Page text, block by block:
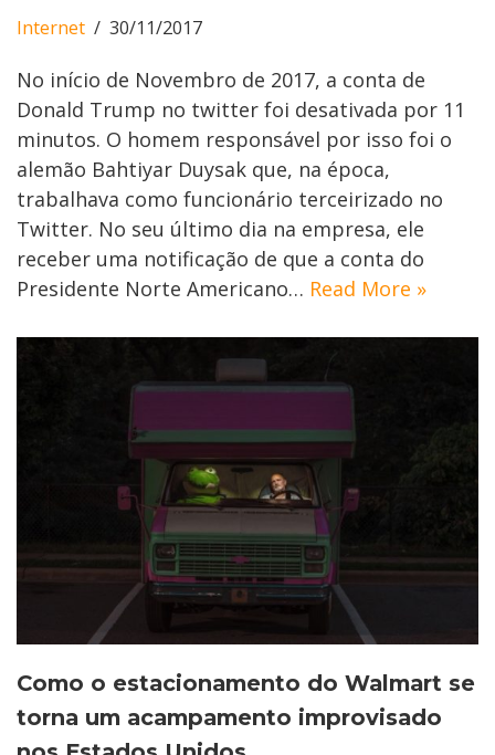
Internet 30/11/2017
No início de Novembro de 2017, a conta de
Donald Trump no twitter foi desativada por 11
minutos. O homem responsável por isso foi o
alemão Bahtiyar Duysak que, na época,
trabalhava como funcionário terceirizado no
Twitter. No seu último dia na empresa, ele
receber uma notificação de que a conta do
Presidente Norte Americano… Read More »
Como o estacionamento do Walmart se
torna um acampamento improvisado